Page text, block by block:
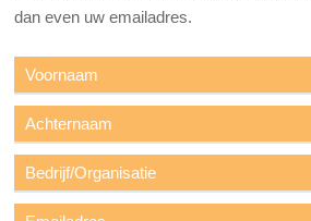
dan even uw emailadres.